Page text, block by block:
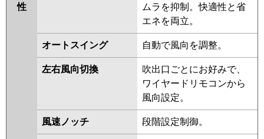
パナソニック
RCSB08043JMUB
RCSB08043JMU RCSB08043JXU
RCSB08033JM RCSB08033JX
ACSB08087JM ACSB08087JX
PCZX-ERMP80SKL5 PCZX-
ERMP80SK5 PCZX-ERMP80SKL4
PCZX-ERMP80SK4 PCZX-
ERMP80SK3 PCZX-ERMP80SKL3
性
ムラを抑制。快適性と省
エネを両立。
オートスイング 自動で風向を調整。
左右風向切換
吹出口ごとにお好みで、
ワイヤードリモコンから
風向設定。
風速ノッチ 段階設定制御。